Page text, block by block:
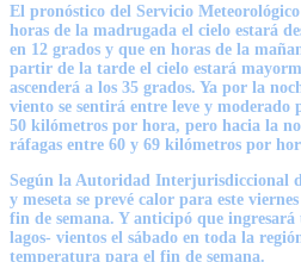
El pronóstico del Servicio
horas de la madrugada el cielo estará
en 12 grados y que en horas de la
partir de la tarde el cielo estará
ascenderá a los 35 grados. Ya por la
viento se sentirá entre leve y moderado
50 kilómetros por hora, pero hacia la
ráfagas entre 60 y 69 kilómetros por
Según la Autoridad Interjurisdiccional
y meseta se prevé calor para este
fin de semana. Y anticipó que
lagos- vientos el sábado en toda la
temperatura para el fin de semana.